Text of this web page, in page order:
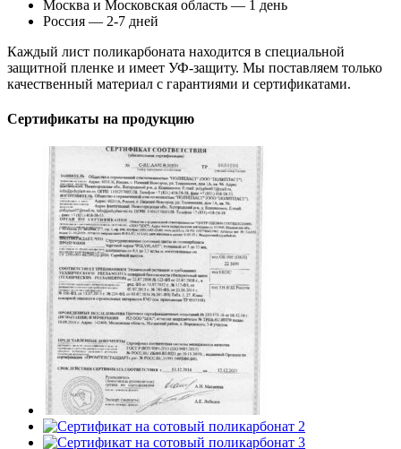
Москва и Московская область — 1 день
Россия — 2-7 дней
Каждый лист поликарбоната находится в специальной
защитной пленке и имеет УФ-защиту. Мы поставляем только
качественный материал с гарантиями и сертификатами.
Сертификаты на продукцию